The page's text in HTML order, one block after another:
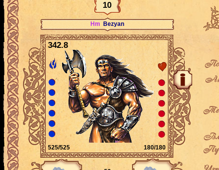
10
Hm Bezyan
342.8
525/525 180/180